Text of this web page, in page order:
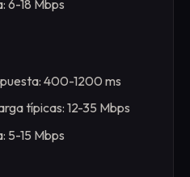
6-18 Mbps
400-1200 ms
típicas: 12-35 Mbps
5-15 Mbps